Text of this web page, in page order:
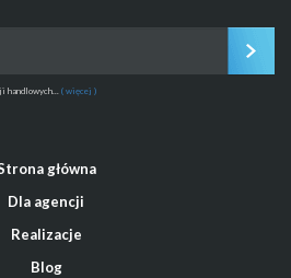
handlowych... ( więcej )
główna
Dla agencji
Realizacje
Blog